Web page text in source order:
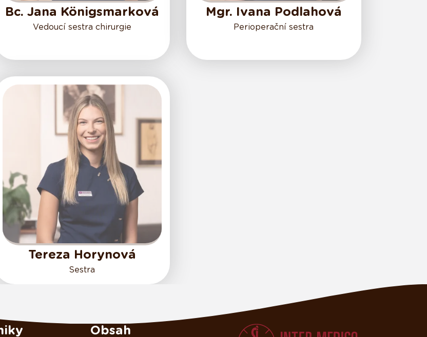
Bc. Jana Königsmarková
Vedoucí sestra chirurgie
Mgr. Ivana Podlahová
Perioperační sestra
Tereza Horynová
Sestra
Obsah